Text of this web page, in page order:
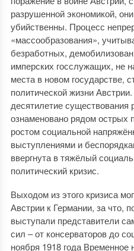
разрушенной экономикой,
убийственны. Процесс
«массообразования»,
безработных,
имперских госслужащих, не
места в новом государстве,
политической жизни
десятилетие существования
ознаменовано рядом острых
ростом социальной
выступлениями и
ввергнута в тяжёлый
политический кризис.
Выходом из этого кризиса
Австрии к Германии, за что,
выступали представители
сил – от консерваторов до
ноября 1918 года Временное